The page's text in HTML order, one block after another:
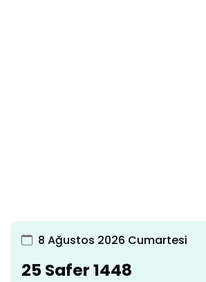
8 Ağustos 2026 Cumartesi
25 Safer 1448